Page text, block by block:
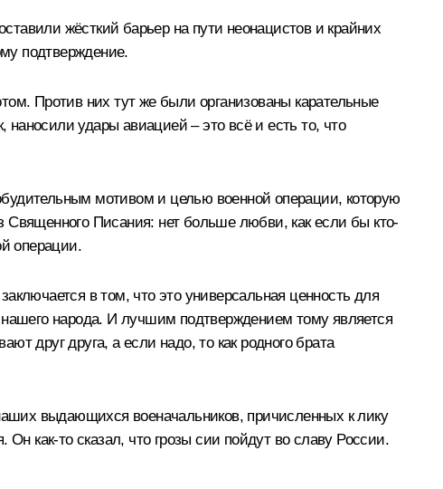
жёсткий барьер на пути неонацистов и крайних
подтверждение.
Против них тут же были организованы карательные
удары авиацией – это всё и есть то, что
мотивом и целью военной операции, которую
Священного Писания: нет больше любви, как если бы кто-
операции.
в том, что это универсальная ценность для
народа. И лучшим подтверждением тому является
друг друга, а если надо, то как родного брата
выдающихся военачальников, причисленных к лику
как-то сказал, что грозы сии пойдут во славу России.